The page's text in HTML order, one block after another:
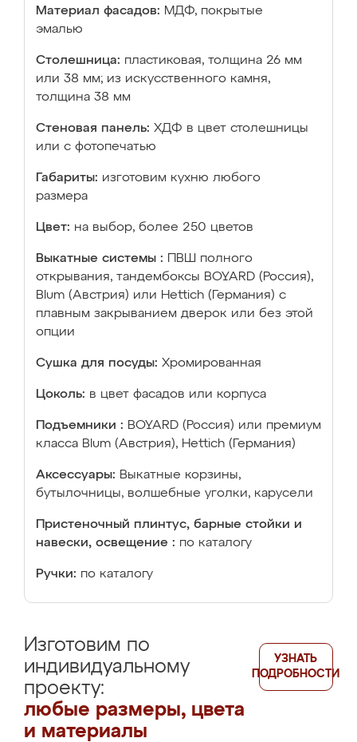
Материал фасадов: МДФ, покрытые
эмалью
Столешница: пластиковая, толщина 26 мм
или 38 мм; из искусственного камня,
толщина 38 мм
Стеновая панель: ХДФ в цвет столешницы
или с фотопечатью
Габариты: изготовим кухню любого
размера
Цвет: на выбор, более 250 цветов
Выкатные системы :
ПВШ полного
открывания, тандембоксы BOYARD (Россия),
Blum (Австрия) или Hettich (Германия) с
плавным закрыванием дверок или без этой
опции
Сушка для посуды: Хромированная
Цоколь: в цвет фасадов или корпуса
Подъемники : BOYARD (Россия) или премиум
класса Blum (Австрия), Hettich (Германия)
Аксессуары: Выкатные корзины,
бутылочницы, волшебные уголки, карусели
Пристеночный плинтус, барные стойки и
навески, освещение : по каталогу
Ручки: по каталогу
Изготовим по
индивидуальному
проекту:
любые размеры, цвета
и материалы
УЗНАТЬ
ПОДРОБНОСТИ